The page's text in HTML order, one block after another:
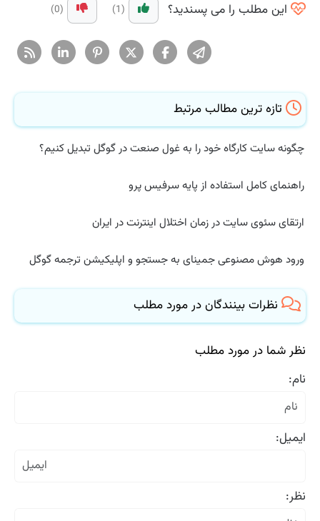
این مطلب را می پسندید؟ (1)
(0)
تازه ترین مطالب مرتبط
چگونه سایت کارگاه خود را به غول صنعت در گوگل تبدیل کنیم؟
راهنمای کامل استفاده از پایه سرفیس پرو
ارتقای سئوی سایت در زمان اختلال اینترنت در ایران
ورود هوش مصنوعی جمینای به جستجو و اپلیکیشن ترجمه گوگل
نظرات بینندگان در مورد مطلب
نظر شما در مورد مطلب
نام:
ایمیل:
نظر: